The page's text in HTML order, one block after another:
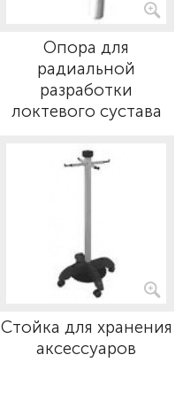
Опора для
радиальной
разработки
локтевого сустава
Стойка для хранения
аксессуаров